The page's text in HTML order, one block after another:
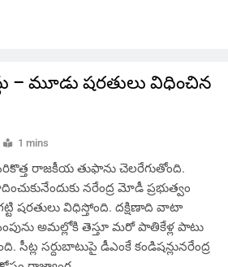
– మూడు షరతులు విధించిన
1 mins
రాజకీయ తుఫాను చెలరేగుతోంది.
నరేంద్ర మోడీ ప్రభుత్వం
షరతులు విధిస్తోంది. దక్షిణాది వాటా
అమల్లోకి తెస్తూ మరో పాతికేళ్ల పాటు
సర్దుబాటుపై డీఎంకే కండిషన్లునరేంద్ర